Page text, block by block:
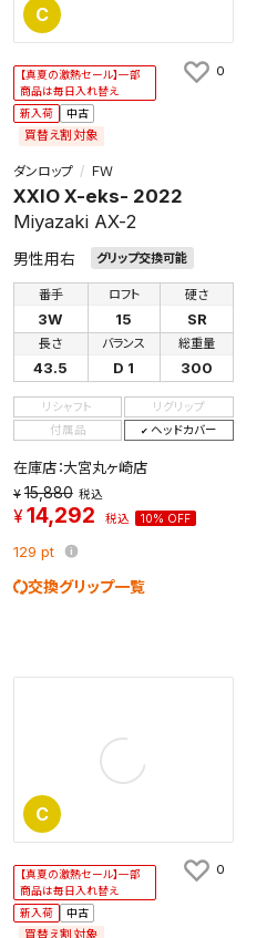
C
【真夏の激熱セール】一部
商品は毎日入れ替え
新入荷
中古
買替え割対象
ダンロップ ＦＷ
XXIO X-eks- 2022
Miyazaki AX-2
男性用右 グリップ交換可能
番手
3W
ロフト
15
硬さ
SR
長さ
43.5
バランス
D 1
総重量
300
リシャフト
リグリップ
付属品
ヘッドカバー
在庫店：大宮丸ヶ崎店
15,880 税込
14,292 税込 10% OFF
129 pt
交換グリップ一覧
0
C
【真夏の激熱セール】一部
商品は毎日入れ替え
新入荷
中古
買替え割対象
0